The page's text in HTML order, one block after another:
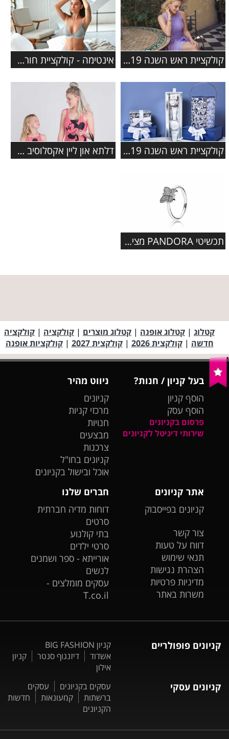
קולקציית ראש השנה 2019 ברשת מגנוליה אינטימה - קולקציית חורף 2019-2020
קולקציית ראש השנה 2019 ברשת ללין דלתא און ליין אקסלוסיב משיקים את קולקציית ה'פמלי' החדשה בגדי
תכשיטי PANDORA מציגים: קולקציית תכשיטי פרפרים מעוצבת
קטלוג | קטלוג אופנה | קטלוג מוצרים | קולקציה | קולקציה
חדשה |קולקצית 2026 |קולקצית 2027 |קולקציות אופנה
בעל קניון / חנות?
הוסף קניון
הוסף עסק
פרסום בקניונים
שירותי דיגיטל לקניונים
ניווט מהיר
קניונים
מרכזי קניות
חנויות
מבצעים
צרכנות
קניונים בחו"ל
אוכל ובישול בקניונים
אתר קניונים
קניונים בפייסבוק
צור קשר
דווח על טעות
תנאי שימוש
הצהרת נגישות
מדיניות פרטיות
משרות באתר
חברים שלנו
דוחות מדיה חברתית
סרטים
בתי קולנוע
סרטי ילדים
אורייתא - ספר ושמנים
לנשים
עסקים מומלצים -
T.co.il
קניונים פופולריים
קניון BIG FASHION
אשדוד
דיזנגוף סנטר
קניון
אילון
קניונים עסקי עסקים בקניונים
עסקים
ברשתות
קמעונאות
חדשות
הקניונים